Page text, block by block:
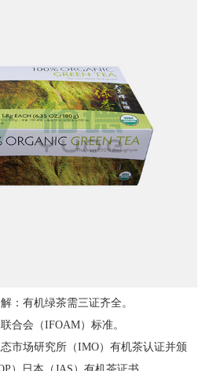
：有机绿茶需三证齐全。
合会（IFOAM）标准。
市场研究所（IMO）有机茶认证并颁